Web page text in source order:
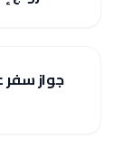
جواز سفر